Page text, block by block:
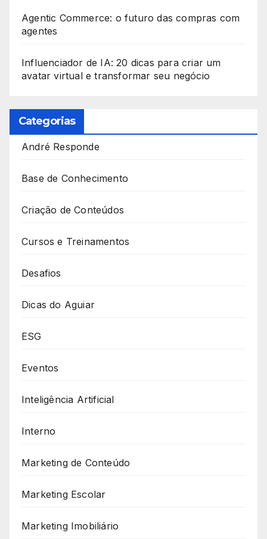
Agentic Commerce: o futuro das compras com
agentes
Influenciador de IA: 20 dicas para criar um
avatar virtual e transformar seu negócio
Categorias
André Responde
Base de Conhecimento
Criação de Conteúdos
Cursos e Treinamentos
Desafios
Dicas do Aguiar
ESG
Eventos
Inteligência Artificial
Interno
Marketing de Conteúdo
Marketing Escolar
Marketing Imobiliário